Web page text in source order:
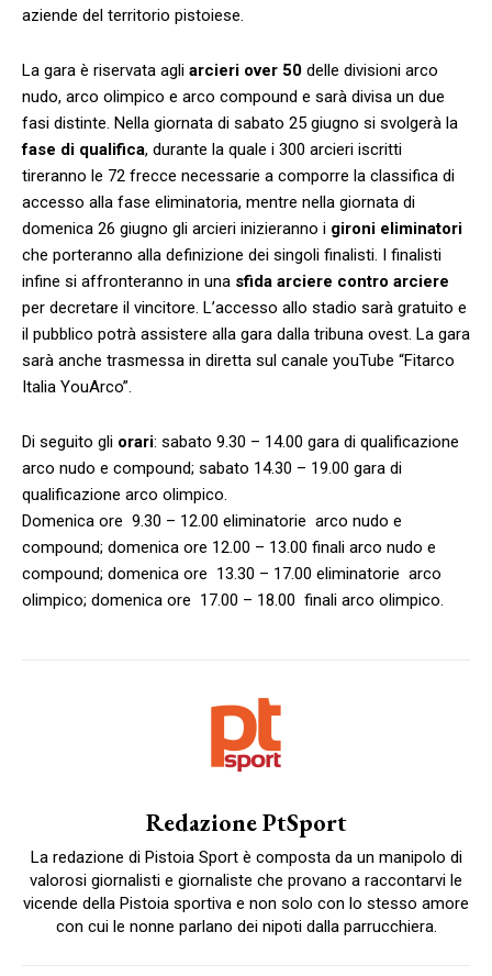
aziende del territorio pistoiese.
La gara è riservata agli arcieri over 50 delle divisioni arco
nudo, arco olimpico e arco compound e sarà divisa un due
fasi distinte. Nella giornata di sabato 25 giugno si svolgerà la
fase di qualifica, durante la quale i 300 arcieri iscritti
tireranno le 72 frecce necessarie a comporre la classifica di
accesso alla fase eliminatoria, mentre nella giornata di
domenica 26 giugno gli arcieri inizieranno i gironi eliminatori
che porteranno alla definizione dei singoli finalisti. I finalisti
infine si affronteranno in una sfida arciere contro arciere
per decretare il vincitore. L’accesso allo stadio sarà gratuito e
il pubblico potrà assistere alla gara dalla tribuna ovest. La gara
sarà anche trasmessa in diretta sul canale youTube “Fitarco
Italia YouArco”.
Di seguito gli orari: sabato 9.30 – 14.00 gara di qualificazione
arco nudo e compound; sabato 14.30 – 19.00 gara di
qualificazione arco olimpico.
Domenica ore 9.30 – 12.00 eliminatorie arco nudo e
compound; domenica ore 12.00 – 13.00 finali arco nudo e
compound; domenica ore 13.30 – 17.00 eliminatorie arco
olimpico; domenica ore 17.00 – 18.00 finali arco olimpico.
Redazione PtSport
La redazione di Pistoia Sport è composta da un manipolo di
valorosi giornalisti e giornaliste che provano a raccontarvi le
vicende della Pistoia sportiva e non solo con lo stesso amore
con cui le nonne parlano dei nipoti dalla parrucchiera.